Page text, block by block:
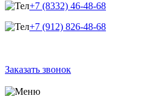
+7 (8332) 46-48-68
+7 (912) 826-48-68
Заказать звонок